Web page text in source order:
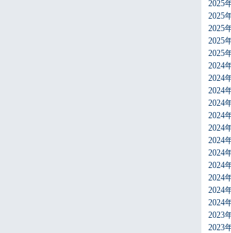
2025
2025
2025
2025
2025
2024
2024
2024
2024
2024
2024
2024
2024
2024
2024
2024
2024
2023
2023